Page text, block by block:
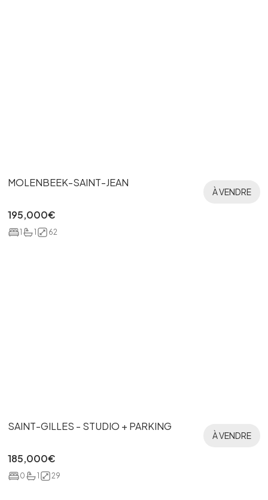
MOLENBEEK-SAINT-JEAN
À VENDRE
195,000€
1 1 62
SAINT-GILLES - STUDIO + PARKING
À VENDRE
185,000€
0 1 29